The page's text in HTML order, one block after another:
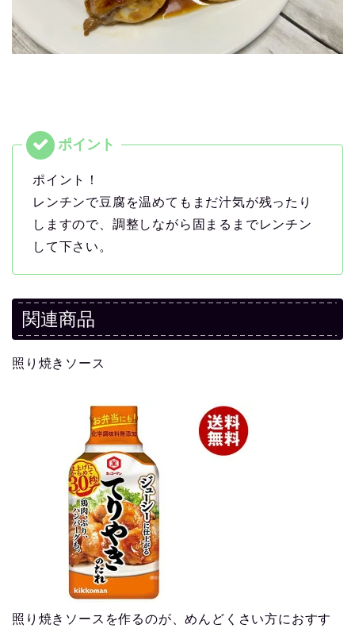
ポイント！
レンチンで豆腐を温めてもまだ汁気が残ったり
しますので、調整しながら固まるまでレンチン
して下さい。
関連商品
照り焼きソース
照り焼きソースを作るのが、めんどくさい方におすす